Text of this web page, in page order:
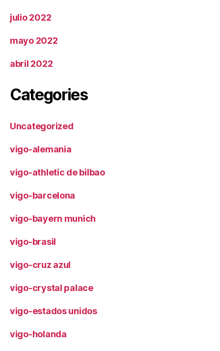
julio 2022
mayo 2022
abril 2022
Categories
Uncategorized
vigo-alemania
vigo-athletic de bilbao
vigo-barcelona
vigo-bayern munich
vigo-brasil
vigo-cruz azul
vigo-crystal palace
vigo-estados unidos
vigo-holanda